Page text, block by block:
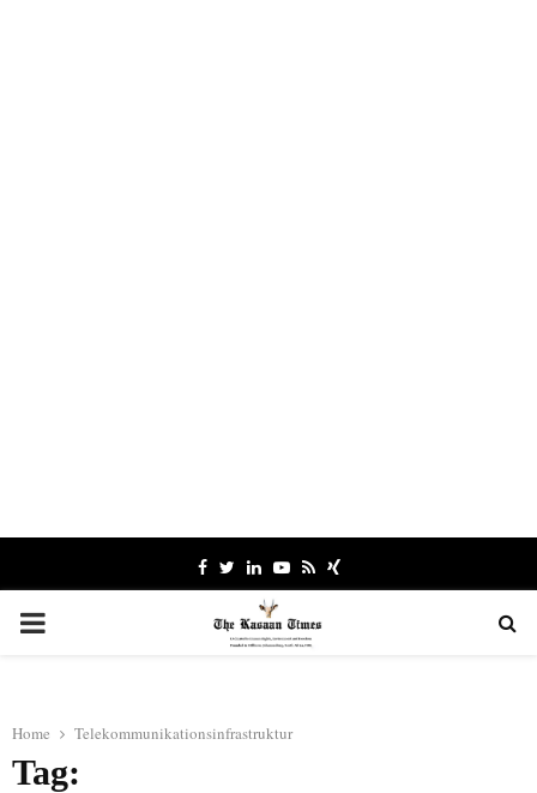
Facebook
TwitterLinkedinYoutube
RssXing
PRIMARY
Home Telekommunikationsinfrastruktur
Tag: